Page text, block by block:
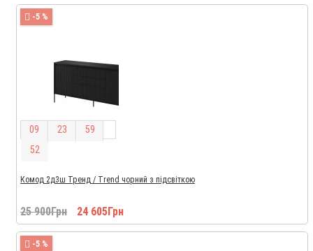
-5 %
09 23 59
52
Комод 2д3ш Тренд / Trend чорний з підсвіткою
25 900Грн 24 605Грн
-5 %